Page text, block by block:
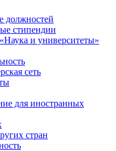
должностей
стипендии
и университеты»
сеть
для иностранных
стран